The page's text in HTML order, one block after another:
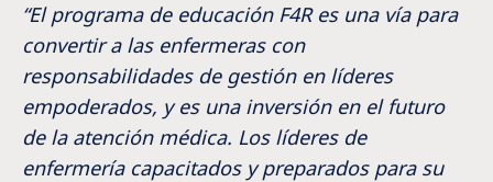
“El programa de educación F4R es una vía para
convertir a las enfermeras con
responsabilidades de gestión en líderes
empoderados, y es una inversión en el futuro
de la atención médica. Los líderes de
enfermería capacitados y preparados para su